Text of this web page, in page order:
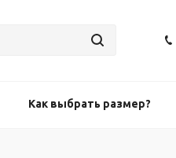
Как выбрать размер?